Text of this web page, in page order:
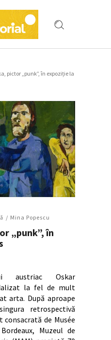
pictor „punk”, în expoziție la
Mina Popescu
„punk”, în
austriac Oskar
la fel de mult
arta. După aproape
retrospectivă
de Musée
Muzeul de